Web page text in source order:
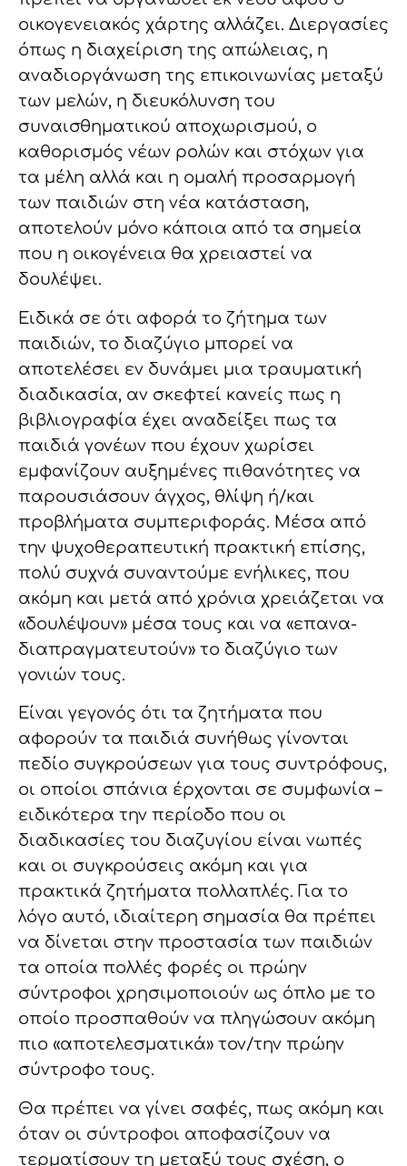
οικογενειακός χάρτης αλλάζει. Διεργασίες
όπως η διαχείριση της απώλειας, η
αναδιοργάνωση της επικοινωνίας μεταξύ
των μελών, η διευκόλυνση του
συναισθηματικού αποχωρισμού, ο
καθορισμός νέων ρολών και στόχων για
τα μέλη αλλά και η ομαλή προσαρμογή
των παιδιών στη νέα κατάσταση,
αποτελούν μόνο κάποια από τα σημεία
που η οικογένεια θα χρειαστεί να
δουλέψει.
Ειδικά σε ότι αφορά το ζήτημα των
παιδιών, το διαζύγιο μπορεί να
αποτελέσει εν δυνάμει μια τραυματική
διαδικασία, αν σκεφτεί κανείς πως η
βιβλιογραφία έχει αναδείξει πως τα
παιδιά γονέων που έχουν χωρίσει
εμφανίζουν αυξημένες πιθανότητες να
παρουσιάσουν άγχος, θλίψη ή/και
προβλήματα συμπεριφοράς. Μέσα από
την ψυχοθεραπευτική πρακτική επίσης,
πολύ συχνά συναντούμε ενήλικες, που
ακόμη και μετά από χρόνια χρειάζεται να
«δουλέψουν» μέσα τους και να «επανα-
διαπραγματευτούν» το διαζύγιο των
γονιών τους.
Είναι γεγονός ότι τα ζητήματα που
αφορούν τα παιδιά συνήθως γίνονται
πεδίο συγκρούσεων για τους συντρόφους,
οι οποίοι σπάνια έρχονται σε συμφωνία –
ειδικότερα την περίοδο που οι
διαδικασίες του διαζυγίου είναι νωπές
και οι συγκρούσεις ακόμη και για
πρακτικά ζητήματα πολλαπλές. Για το
λόγο αυτό, ιδιαίτερη σημασία θα πρέπει
να δίνεται στην προστασία των παιδιών
τα οποία πολλές φορές οι πρώην
σύντροφοι χρησιμοποιούν ως όπλο με το
οποίο προσπαθούν να πληγώσουν ακόμη
πιο «αποτελεσματικά» τον/την πρώην
σύντροφο τους.
Θα πρέπει να γίνει σαφές, πως ακόμη και
όταν οι σύντροφοι αποφασίζουν να
τερματίσουν τη μεταξύ τους σχέση, ο